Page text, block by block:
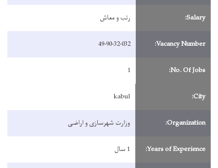
Salary: رتب و معاش
Vacancy Number:
49-90-32-032
No. Of Jobs:
1
City:
kabul
Organization: وزارت شهرسازی و اراضی
Years of Experience: 1 سال